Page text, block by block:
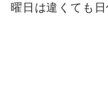
曜日は違くても日